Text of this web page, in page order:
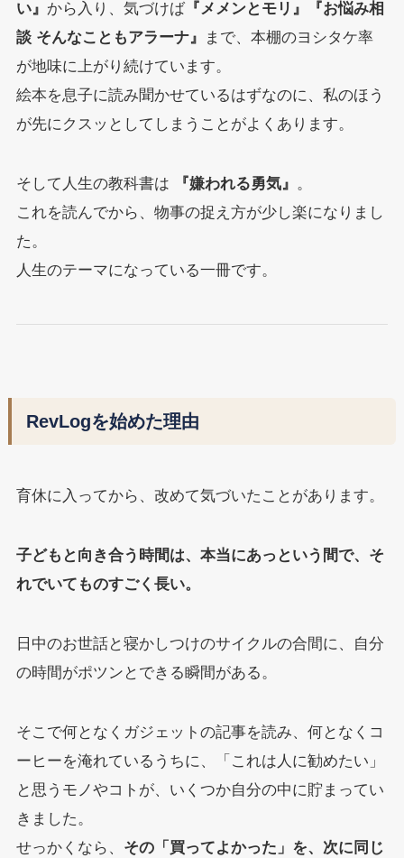
い』 から入り、気づけば『メメンとモリ』『お悩み相
談 そんなこともアラーナ』
まで、本棚のヨシタケ率
が地味に上がり続けています。
絵本を息子に読み聞かせているはずなのに、私のほう
が先にクスッとしてしまうことがよくあります。
そして人生の教科書は 『嫌われる勇気』 。
これを読んでから、物事の捉え方が少し楽になりまし
た。
人生のテーマになっている一冊です。
RevLogを始めた理由
育休に入ってから、改めて気づいたことがあります。
子どもと向き合う時間は、本当にあっという間で、そ
れでいてものすごく長い。
日中のお世話と寝かしつけのサイクルの合間に、自分
の時間がポツンとできる瞬間がある。
そこで何となくガジェットの記事を読み、何となくコ
ーヒーを淹れているうちに、「これは人に勧めたい」
と思うモノやコトが、いくつか自分の中に貯まってい
きました。
せっかくなら、 その「買ってよかった」を、次に同じ